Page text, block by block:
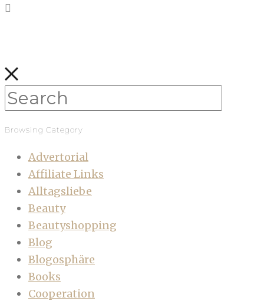
Browsing Category
Advertorial
Affiliate Links
Alltagsliebe
Beauty
Beautyshopping
Blog
Blogosphäre
Books
Cooperation